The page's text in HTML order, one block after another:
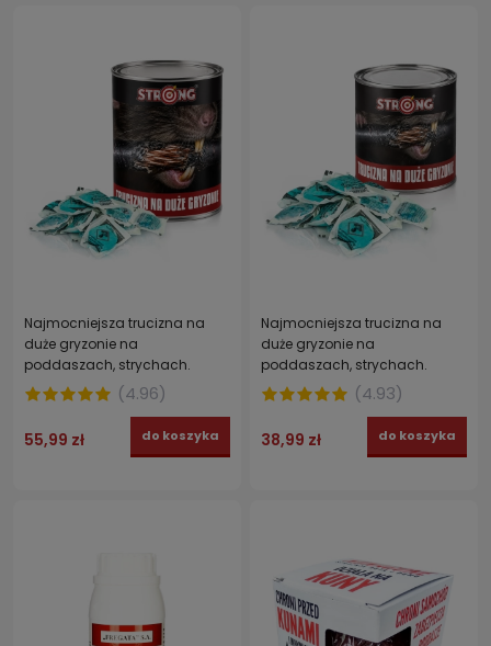
Najmocniejsza trucizna na
duże gryzonie na
poddaszach, strychach.
STRONG pasta brodifakum 3 x
150 g
(4.96)
55,99 zł do koszyka
Najmocniejsza trucizna na
duże gryzonie na
poddaszach, strychach.
STRONG pasta brodifakum 2 x
150 g
(4.93)
38,99 zł do koszyka